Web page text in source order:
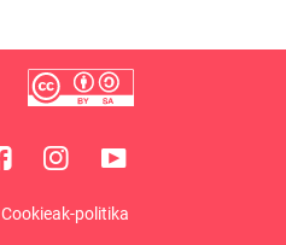
Cookieak-politika